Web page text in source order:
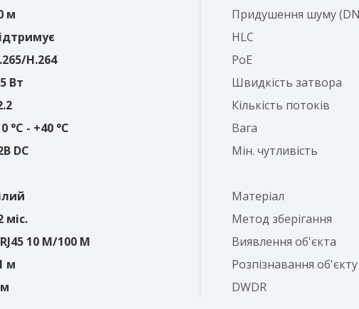
м
Придушення шуму
HLC
H.264
PoE
Вт
Швидкість затвора
Кількість потоків
°C - +40 °C
Вага
DC Мін. чутливість
Матеріал
міс.
Метод зберігання
10 M/100 M
Виявлення об'єкта
м
Розпізнавання об'єкту
DWDR